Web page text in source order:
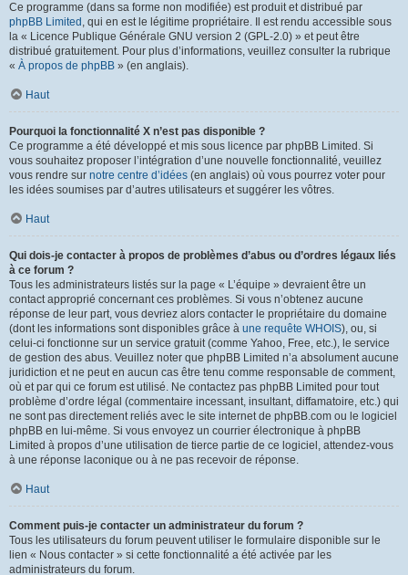
Ce programme (dans sa forme non modifiée) est produit et distribué par
phpBB Limited , qui en est le légitime propriétaire. Il est rendu accessible sous
la « Licence Publique Générale GNU version 2 (GPL-2.0) » et peut être
distribué gratuitement. Pour plus d’informations, veuillez consulter la rubrique
« À propos de phpBB » (en anglais).
Haut
Pourquoi la fonctionnalité X n’est pas disponible ?
Ce programme a été développé et mis sous licence par phpBB Limited. Si
vous souhaitez proposer l’intégration d’une nouvelle fonctionnalité, veuillez
vous rendre sur notre centre d’idées (en anglais) où vous pourrez voter pour
les idées soumises par d’autres utilisateurs et suggérer les vôtres.
Haut
Qui dois-je contacter à propos de problèmes d’abus ou d’ordres légaux liés
à ce forum ?
Tous les administrateurs listés sur la page « L’équipe » devraient être un
contact approprié concernant ces problèmes. Si vous n’obtenez aucune
réponse de leur part, vous devriez alors contacter le propriétaire du domaine
(dont les informations sont disponibles grâce à une requête WHOIS), ou, si
celui-ci fonctionne sur un service gratuit (comme Yahoo, Free, etc.), le service
de gestion des abus. Veuillez noter que phpBB Limited n’a absolument aucune
juridiction et ne peut en aucun cas être tenu comme responsable de comment,
où et par qui ce forum est utilisé. Ne contactez pas phpBB Limited pour tout
problème d’ordre légal (commentaire incessant, insultant, diffamatoire, etc.) qui
ne sont pas directement reliés avec le site internet de phpBB.com ou le logiciel
phpBB en lui-même. Si vous envoyez un courrier électronique à phpBB
Limited à propos d’une utilisation de tierce partie de ce logiciel, attendez-vous
à une réponse laconique ou à ne pas recevoir de réponse.
Haut
Comment puis-je contacter un administrateur du forum ?
Tous les utilisateurs du forum peuvent utiliser le formulaire disponible sur le
lien « Nous contacter » si cette fonctionnalité a été activée par les
administrateurs du forum.